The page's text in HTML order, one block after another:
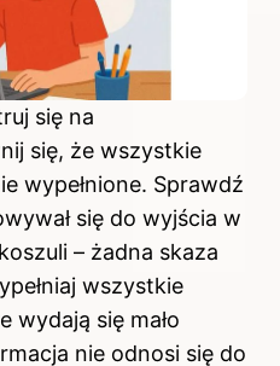
się na
się, że wszystkie
wypełnione. Sprawdź
się do wyjścia w
– żadna skaza
wszystkie
wydają się mało
nie odnosi się do